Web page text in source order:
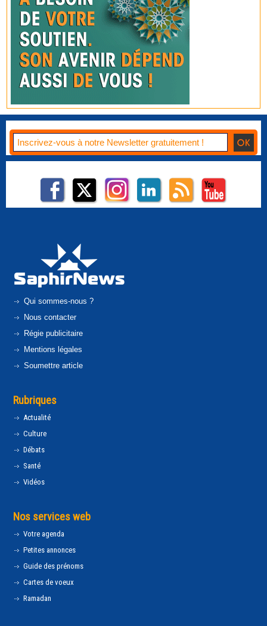
Qui sommes-nous ?
Nous contacter
Régie publicitaire
Mentions légales
Soumettre article
Rubriques
Actualité
Culture
Débats
Santé
Vidéos
Nos services web
Votre agenda
Petites annonces
Guide des prénoms
Cartes de voeux
Ramadan